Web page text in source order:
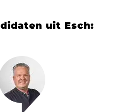
uit Esch: